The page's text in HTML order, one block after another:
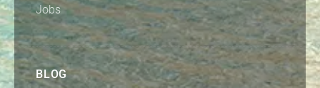
Jobs
BLOG